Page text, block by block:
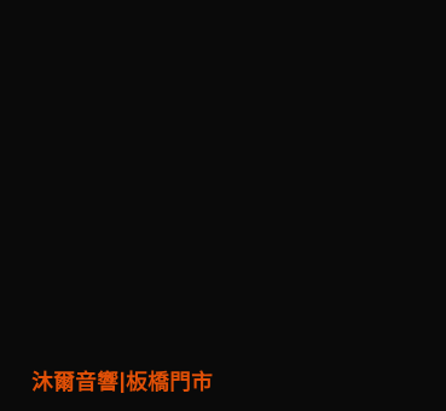
沐爾音響|板橋門市